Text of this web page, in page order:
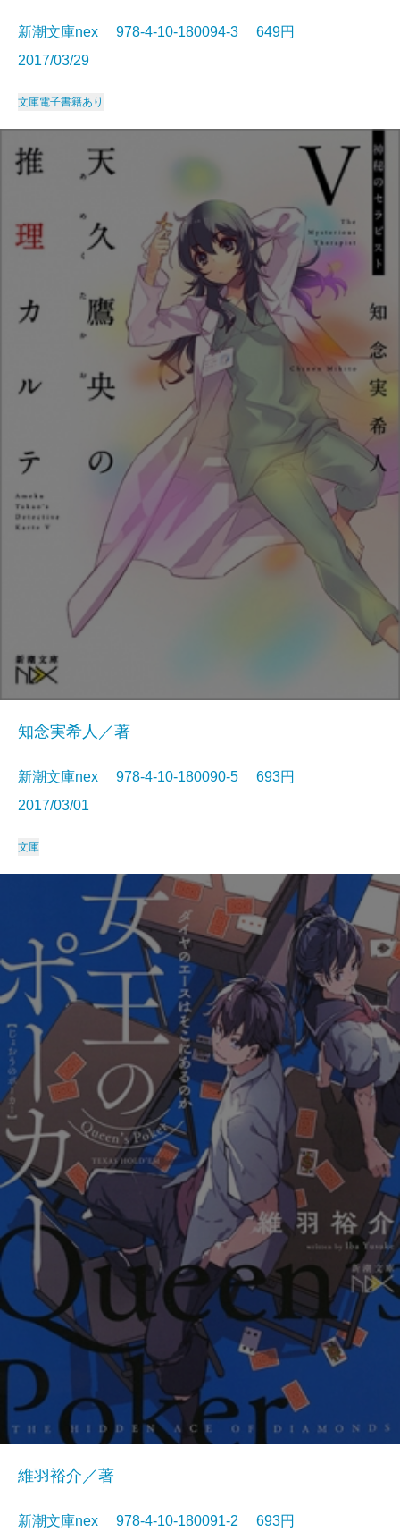
新潮文庫nex 978-4-10-180094-3 649円
2017/03/29
文庫電子書籍あり
知念実希人／著
新潮文庫nex 978-4-10-180090-5 693円
2017/03/01
文庫
維羽裕介／著
新潮文庫nex 978-4-10-180091-2 693円